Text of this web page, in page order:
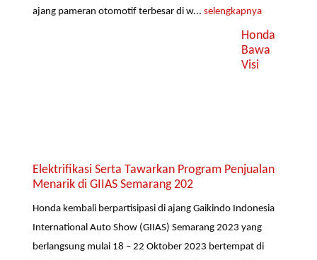
ajang pameran otomotif terbesar di w...selengkapnya
Honda
Bawa
Visi
Elektrifikasi Serta Tawarkan Program Penjualan
Menarik di GIIAS Semarang 202
Honda kembali berpartisipasi di ajang Gaikindo Indonesia
International Auto Show (GIIAS) Semarang 2023 yang
berlangsung mulai 18 – 22 Oktober 2023 bertempat di